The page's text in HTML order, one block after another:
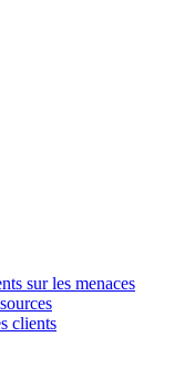
sur les menaces
clients